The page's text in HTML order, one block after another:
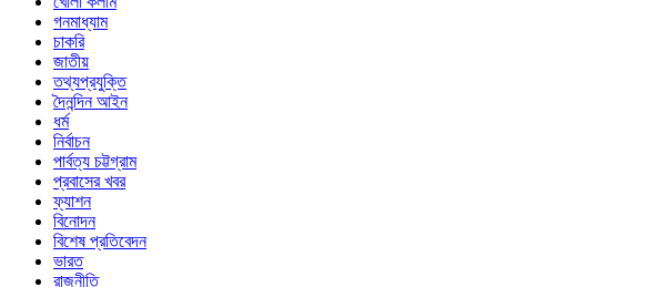
গনমাধ্যাম
চাকরি
জাতীয়
তথ্যপ্রযুক্তি
দৈনন্দিন আইন
ধর্ম
নির্বাচন
পার্বত্য চট্টগ্রাম
প্রবাসের খবর
ফ্যাশন
বিনোদন
বিশেষ প্রতিবেদন
ভারত
রাজনীতি